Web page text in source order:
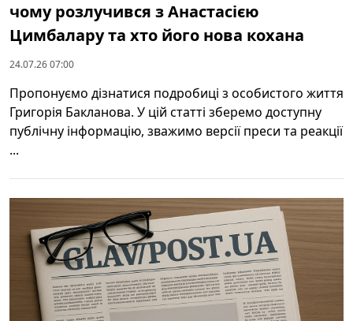
чому розлучився з Анастасією
Цимбалару та хто його нова кохана
24.07.26 07:00
Пропонуємо дізнатися подробиці з особистого життя
Григорія Бакланова. У цій статті зберемо доступну
публічну інформацію, зважимо версії преси та реакції
...